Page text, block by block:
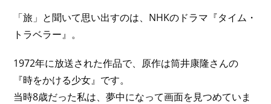
「旅」と聞いて思い出すのは、NHKのドラマ『タイム・
トラベラー』。
1972年に放送された作品で、原作は筒井康隆さんの
『時をかける少女』です。
当時8歳だった私は、夢中になって画面を見つめていま